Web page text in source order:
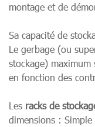
montage et de
Sa capacité de
Le gerbage (ou
stockage)
en fonction des
Les racks de
dimensions :